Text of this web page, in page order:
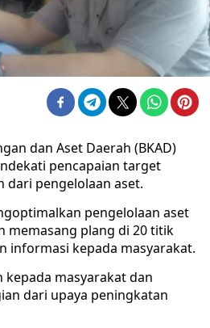
dan Aset Daerah (BKAD)
pencapaian target
dari pengelolaan aset.
pengelolaan aset
memasang plang di 20 titik
informasi kepada masyarakat.
kepada masyarakat dan
dari upaya peningkatan